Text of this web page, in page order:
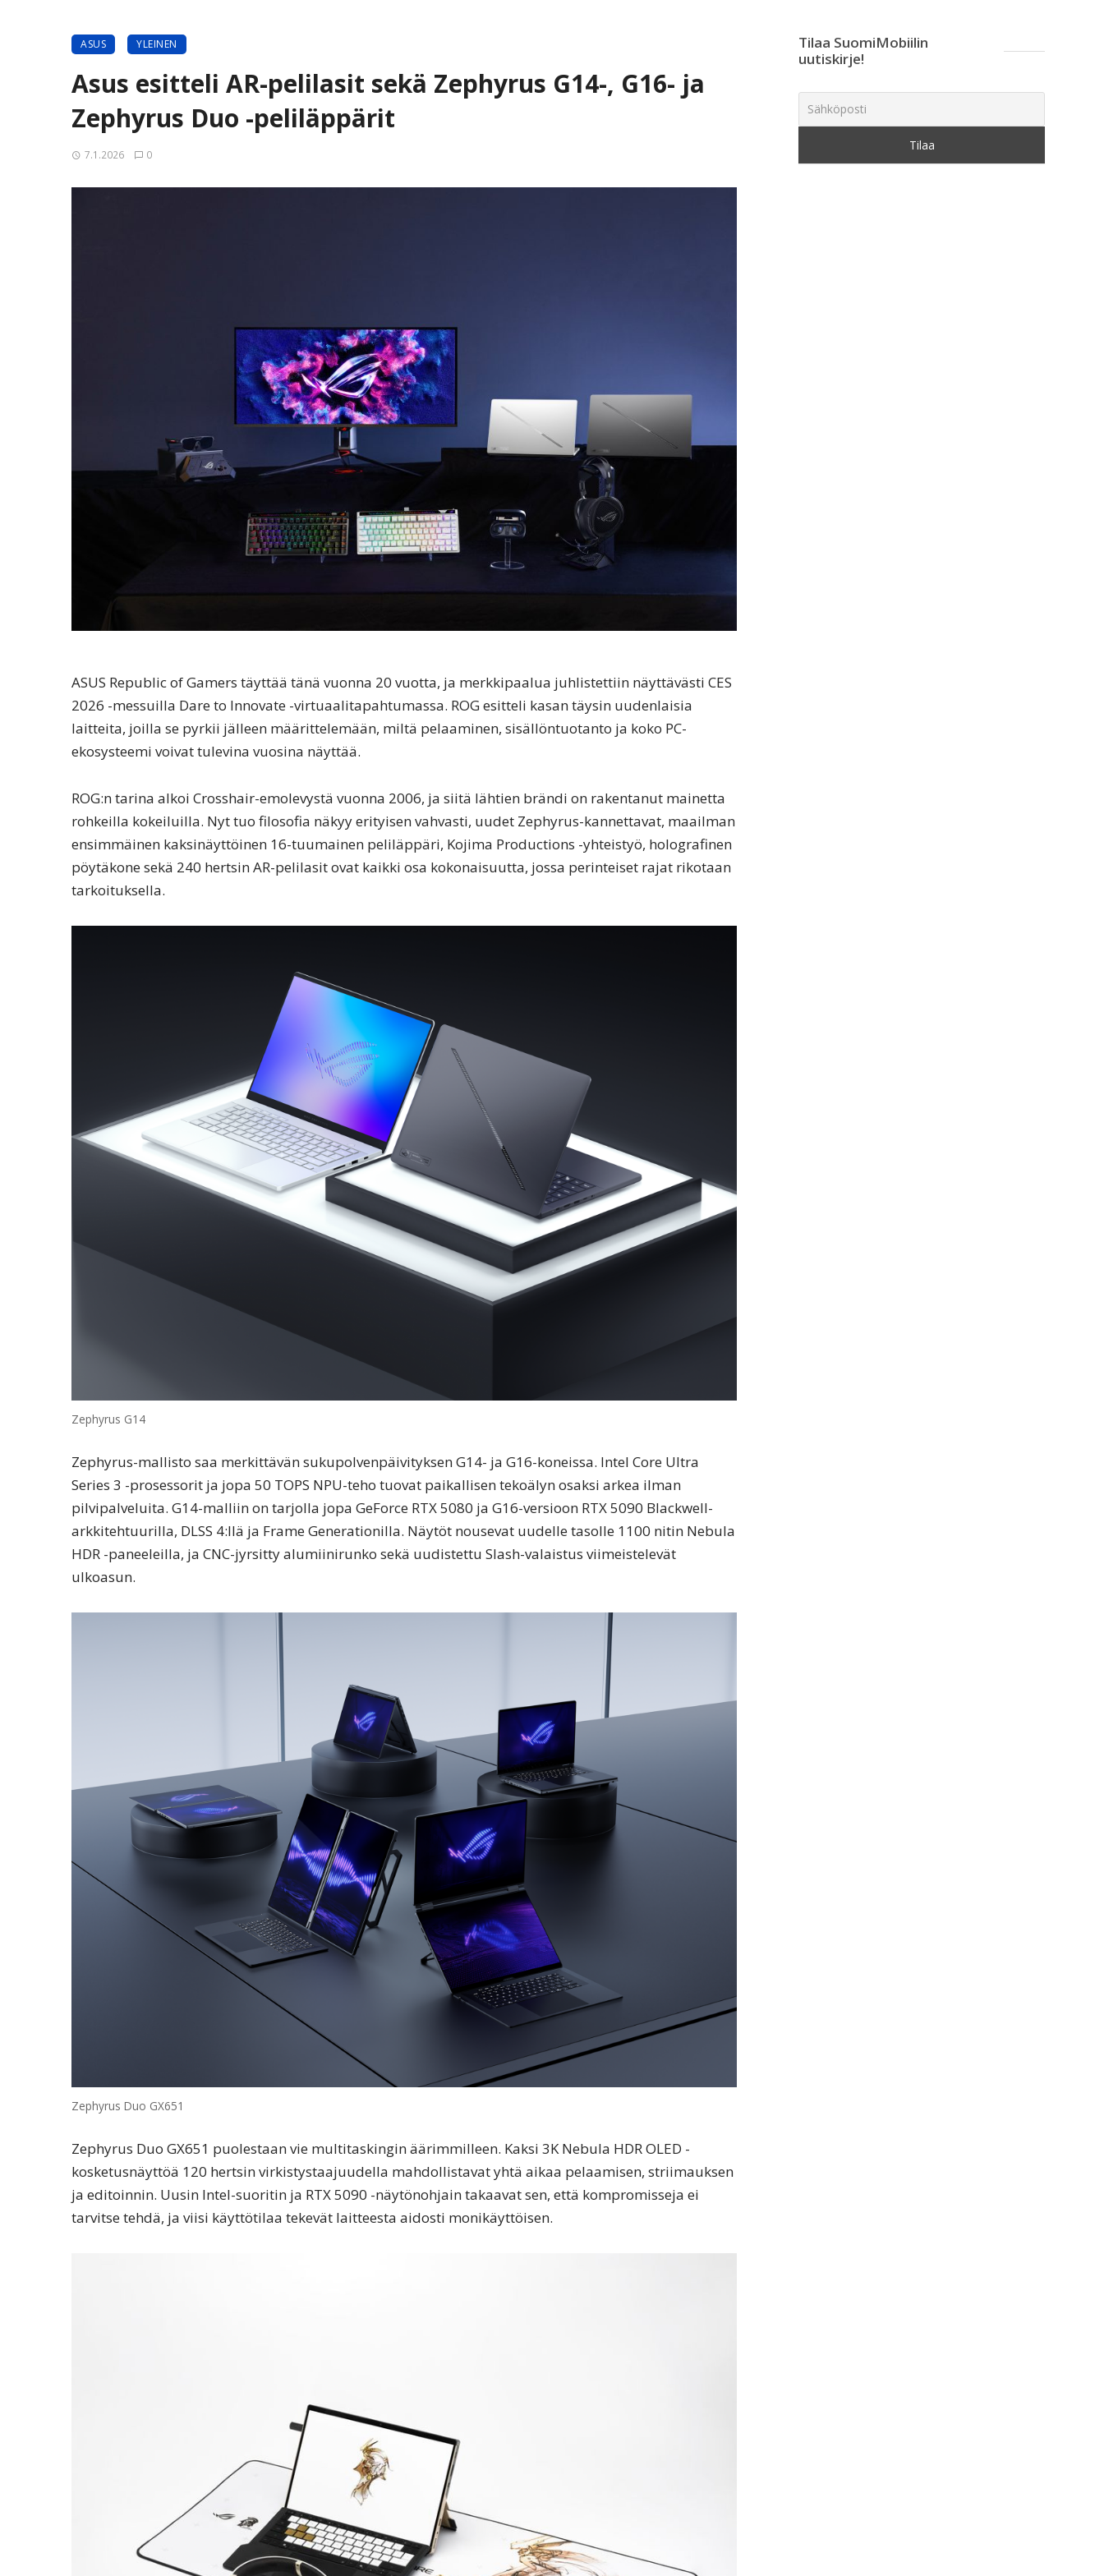
ASUS YLEINEN
Asus esitteli AR-pelilasit sekä Zephyrus G14-, G16- ja
Zephyrus Duo -peliläppärit
7.1.2026 0
ASUS Republic of Gamers täyttää tänä vuonna 20 vuotta, ja merkkipaalua juhlistettiin näyttävästi CES
2026 -messuilla Dare to Innovate -virtuaalitapahtumassa. ROG esitteli kasan täysin uudenlaisia
laitteita, joilla se pyrkii jälleen määrittelemään, miltä pelaaminen, sisällöntuotanto ja koko PC-
ekosysteemi voivat tulevina vuosina näyttää.
ROG:n tarina alkoi Crosshair-emolevystä vuonna 2006, ja siitä lähtien brändi on rakentanut mainetta
rohkeilla kokeiluilla. Nyt tuo filosofia näkyy erityisen vahvasti, uudet Zephyrus-kannettavat, maailman
ensimmäinen kaksinäyttöinen 16-tuumainen peliläppäri, Kojima Productions -yhteistyö, holografinen
pöytäkone sekä 240 hertsin AR-pelilasit ovat kaikki osa kokonaisuutta, jossa perinteiset rajat rikotaan
tarkoituksella.
Zephyrus G14
Zephyrus-mallisto saa merkittävän sukupolvenpäivityksen G14- ja G16-koneissa. Intel Core Ultra
Series 3 -prosessorit ja jopa 50 TOPS NPU-teho tuovat paikallisen tekoälyn osaksi arkea ilman
pilvipalveluita. G14-malliin on tarjolla jopa GeForce RTX 5080 ja G16-versioon RTX 5090 Blackwell-
arkkitehtuurilla, DLSS 4:llä ja Frame Generationilla. Näytöt nousevat uudelle tasolle 1100 nitin Nebula
HDR -paneeleilla, ja CNC-jyrsitty alumiinirunko sekä uudistettu Slash-valaistus viimeistelevät
ulkoasun.
Zephyrus Duo GX651
Zephyrus Duo GX651 puolestaan vie multitaskingin äärimmilleen. Kaksi 3K Nebula HDR OLED -
kosketusnäyttöä 120 hertsin virkistystaajuudella mahdollistavat yhtä aikaa pelaamisen, striimauksen
ja editoinnin. Uusin Intel-suoritin ja RTX 5090 -näytönohjain takaavat sen, että kompromisseja ei
tarvitse tehdä, ja viisi käyttötilaa tekevät laitteesta aidosti monikäyttöisen.
Tilaa SuomiMobiilin
uutiskirje!